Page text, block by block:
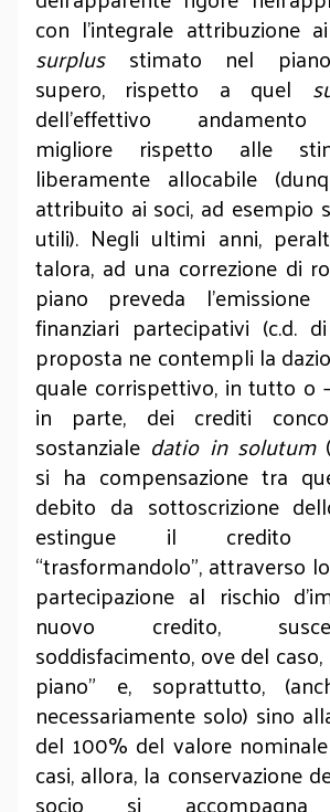
con l’integrale attribuzione
surplusstimato nel piano,
supero, rispetto a quel
dell’effettivo andamento
migliore rispetto alle
liberamente allocabile
attribuito ai soci, ad esempio
utili). Negli ultimi anni,
talora, ad una correzione di
piano preveda
finanziari partecipativi (c.d. di
proposta ne contempli la
quale corrispettivo, in tutto o
in parte, dei crediti
sostanziale datio in solutum
si ha compensazione tra
debito da sottoscrizione
estingue il credito
“trasformandolo”, attraverso
partecipazione al rischio
nuovo credito,
soddisfacimento, ove del caso,
piano” e, soprattutto,
necessariamente solo) sino
del 100% del valore
casi, allora, la conservazione